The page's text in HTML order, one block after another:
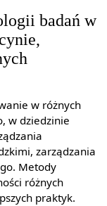
badań w
w różnych
w dziedzinie
zarządzania
Metody
różnych
praktyk.